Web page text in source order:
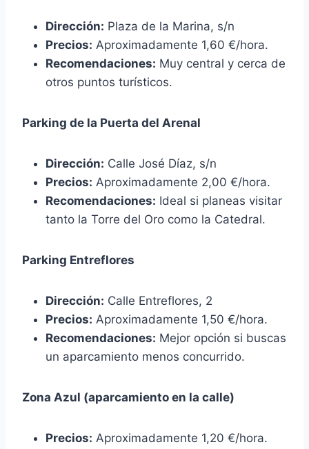
Dirección: Plaza de la Marina, s/n
Precios: Aproximadamente 1,60 €/hora.
Recomendaciones: Muy central y cerca de
otros puntos turísticos.
Parking de la Puerta del Arenal
Dirección: Calle José Díaz, s/n
Precios: Aproximadamente 2,00 €/hora.
Recomendaciones: Ideal si planeas visitar
tanto la Torre del Oro como la Catedral.
Parking Entreflores
Dirección: Calle Entreflores, 2
Precios: Aproximadamente 1,50 €/hora.
Recomendaciones: Mejor opción si buscas
un aparcamiento menos concurrido.
Zona Azul (aparcamiento en la calle)
Precios: Aproximadamente 1,20 €/hora.